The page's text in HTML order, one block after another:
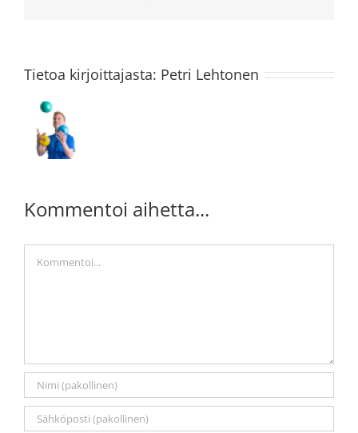
Tietoa kirjoittajasta: Petri Lehtonen
Kommentoi aihetta...